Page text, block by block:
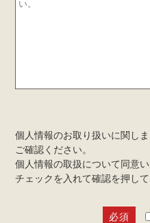
個人情報のお取り扱いに関し
ご確認ください。
個人情報の取扱について同意
チェックを入れて確認を押して
必須